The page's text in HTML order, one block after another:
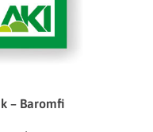
– Baromfi